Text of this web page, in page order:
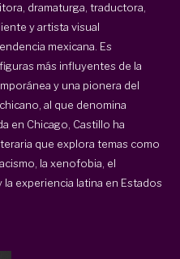
dramaturga, traductora,
y artista visual
mexicana. Es
más influyentes de la
y una pionera del
al que denomina
en Chicago, Castillo ha
que explora temas como
la xenofobia, el
la experiencia latina en Estados